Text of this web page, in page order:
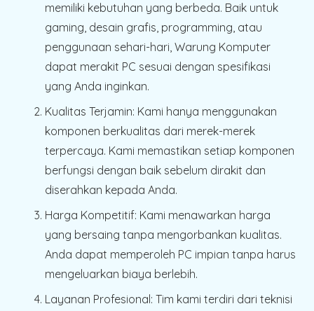
memiliki kebutuhan yang berbeda. Baik untuk
gaming, desain grafis, programming, atau
penggunaan sehari-hari, Warung Komputer
dapat merakit PC sesuai dengan spesifikasi
yang Anda inginkan.
Kualitas Terjamin: Kami hanya menggunakan
komponen berkualitas dari merek-merek
terpercaya. Kami memastikan setiap komponen
berfungsi dengan baik sebelum dirakit dan
diserahkan kepada Anda.
Harga Kompetitif: Kami menawarkan harga
yang bersaing tanpa mengorbankan kualitas.
Anda dapat memperoleh PC impian tanpa harus
mengeluarkan biaya berlebih.
Layanan Profesional: Tim kami terdiri dari teknisi